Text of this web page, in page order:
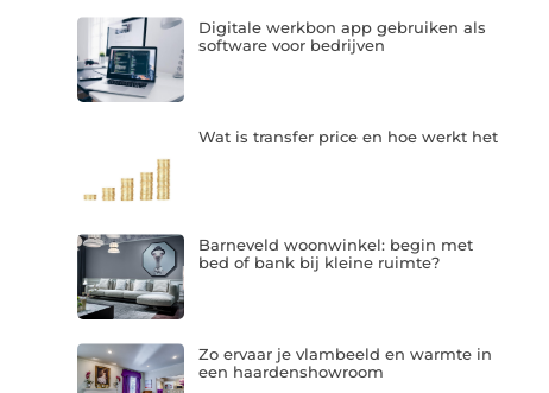
Digitale werkbon app gebruiken als
software voor bedrijven
Wat is transfer price en hoe werkt het
Barneveld woonwinkel: begin met
bed of bank bij kleine ruimte?
Zo ervaar je vlambeeld en warmte in
een haardenshowroom